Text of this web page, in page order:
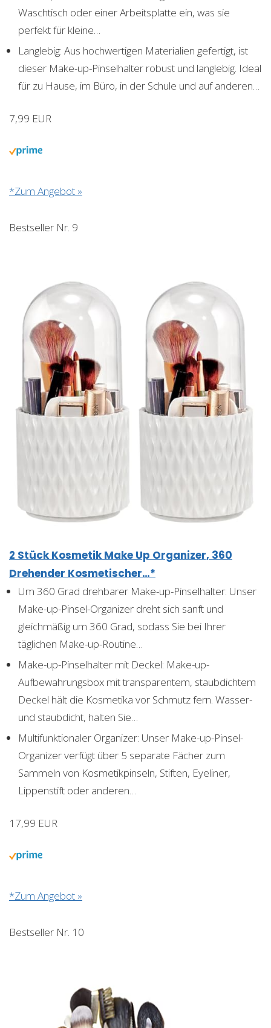
Waschtisch oder einer Arbeitsplatte ein, was sie
perfekt für kleine…
Langlebig: Aus hochwertigen Materialien gefertigt, ist
dieser Make-up-Pinselhalter robust und langlebig. Ideal
für zu Hause, im Büro, in der Schule und auf anderen…
7,99 EUR
*Zum Angebot »
Bestseller Nr. 9
2 Stück Kosmetik Make Up Organizer, 360
Drehender Kosmetischer…*
Um 360 Grad drehbarer Make-up-Pinselhalter: Unser
Make-up-Pinsel-Organizer dreht sich sanft und
gleichmäßig um 360 Grad, sodass Sie bei Ihrer
täglichen Make-up-Routine…
Make-up-Pinselhalter mit Deckel: Make-up-
Aufbewahrungsbox mit transparentem, staubdichtem
Deckel hält die Kosmetika vor Schmutz fern. Wasser-
und staubdicht, halten Sie…
Multifunktionaler Organizer: Unser Make-up-Pinsel-
Organizer verfügt über 5 separate Fächer zum
Sammeln von Kosmetikpinseln, Stiften, Eyeliner,
Lippenstift oder anderen…
17,99 EUR
*Zum Angebot »
Bestseller Nr. 10